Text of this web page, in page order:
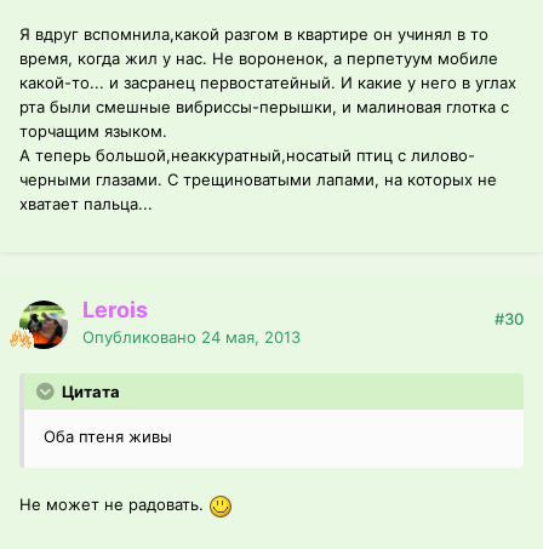
Я вдруг вспомнила,какой разгом в квартире он учинял в то
время, когда жил у нас. Не вороненок, а перпетуум мобиле
какой-то... и засранец первостатейный. И какие у него в углах
рта были смешные вибриссы-перышки, и малиновая глотка с
торчащим языком.
А теперь большой,неаккуратный,носатый птиц с лилово-
черными глазами. С трещиноватыми лапами, на которых не
хватает пальца...
Lerois
Опубликовано 24 мая, 2013
#30
Цитата
Оба птеня живы
Не может не радовать.